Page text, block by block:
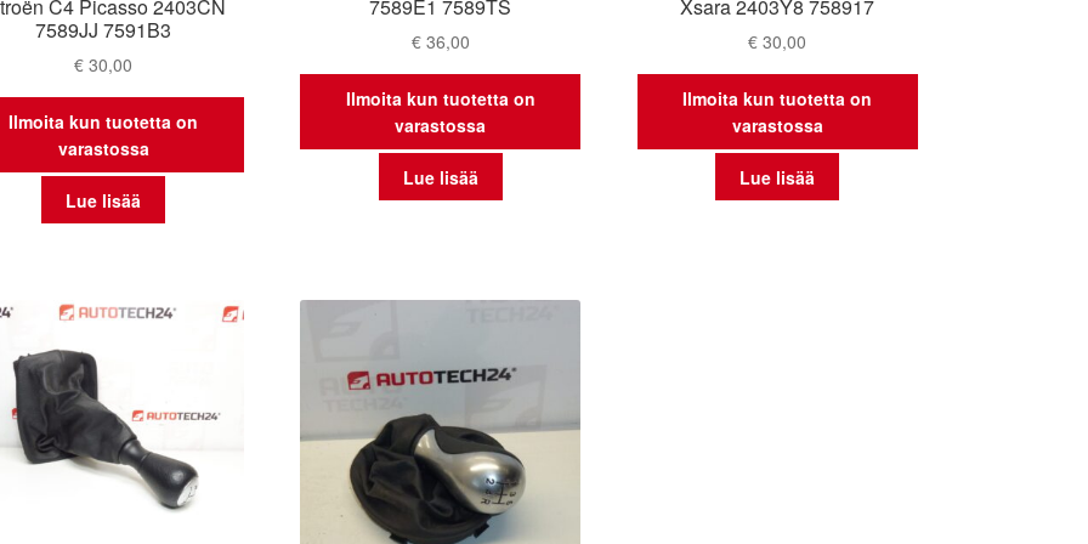
C4 Picasso 2403CN
7589JJ 7591B3
€ 30,00
Ilmoita kun tuotetta on
varastossa
Lue lisää
7589E1 7589TS
€36,00
Ilmoita kun tuotetta on
varastossa
Lue lisää
Xsara 2403Y8 758917
€ 30,00
Ilmoita kun tuotetta on
varastossa
Lue lisää